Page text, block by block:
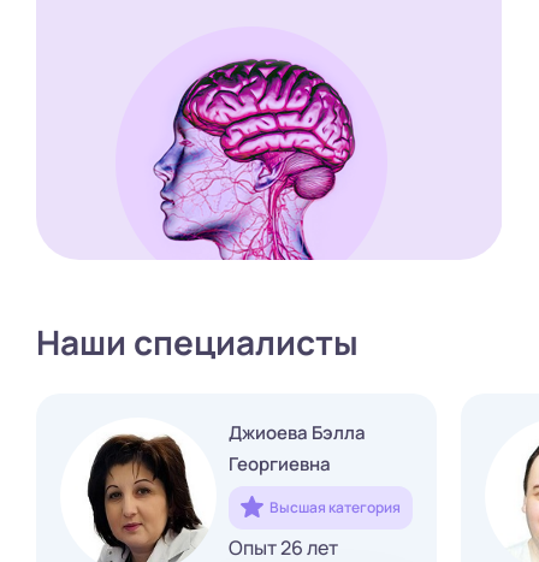
Наши специалисты
Джиоева Бэлла
Георгиевна
Высшая категория
Опыт 26 лет